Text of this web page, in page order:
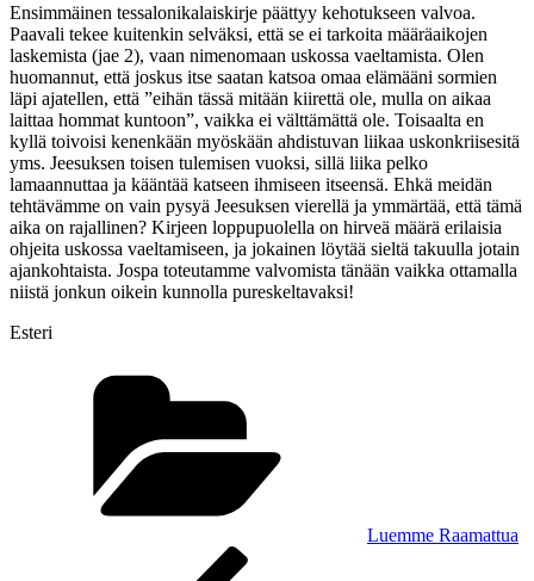
Ensimmäinen tessalonikalaiskirje päättyy kehotukseen valvoa.
Paavali tekee kuitenkin selväksi, että se ei tarkoita määräaikojen
laskemista (jae 2), vaan nimenomaan uskossa vaeltamista. Olen
huomannut, että joskus itse saatan katsoa omaa elämääni sormien
läpi ajatellen, että ”eihän tässä mitään kiirettä ole, mulla on aikaa
laittaa hommat kuntoon”, vaikka ei välttämättä ole. Toisaalta en
kyllä toivoisi kenenkään myöskään ahdistuvan liikaa uskonkriisesitä
yms. Jeesuksen toisen tulemisen vuoksi, sillä liika pelko
lamaannuttaa ja kääntää katseen ihmiseen itseensä. Ehkä meidän
tehtävämme on vain pysyä Jeesuksen vierellä ja ymmärtää, että tämä
aika on rajallinen? Kirjeen loppupuolella on hirveä määrä erilaisia
ohjeita uskossa vaeltamiseen, ja jokainen löytää sieltä takuulla jotain
ajankohtaista. Jospa toteutamme valvomista tänään vaikka ottamalla
niistä jonkun oikein kunnolla pureskeltavaksi!
Esteri
Luemme Raamattua